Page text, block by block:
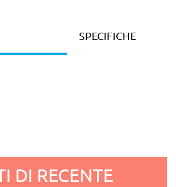
SPECIFICHE
DI RECENTE